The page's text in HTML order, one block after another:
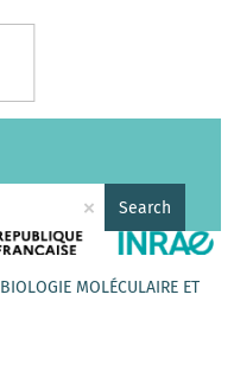
× Search
MOLÉCULAIRE ET